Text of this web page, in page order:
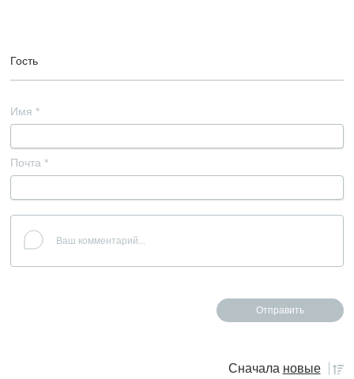
Гость
Имя *
Почта *
Сначала новые